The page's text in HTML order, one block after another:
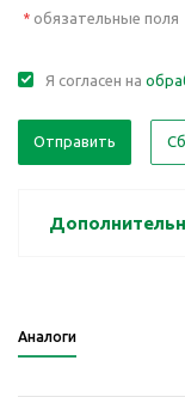
* обязательные поля
Я согласен на
Отправить
Аналоги